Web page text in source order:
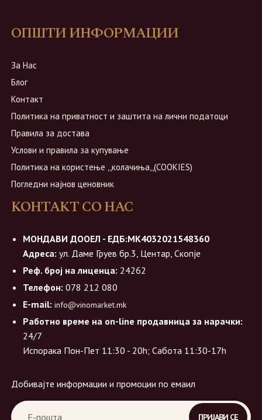
ОПШТИ ИНФОРМАЦИИ
За Нас
Блог
Контакт
Политика на приватност и заштита на лични податоци
Правила за достава
Услови и правила за купување
Политика на користење ,,колачиња,,(COOKIES)
Погледни најнов ценовник
КОНТАКТ СО НАС
МОНДАВИ ДООЕЛ - ЕДБ:МК4032021548360
Адреса: ул. Даме Груев бр.3, Центар, Скопје
Реф. број на лиценца: 24262
Телефон: 078 212 080
E-mail: info@vinomarket.mk
Работно време на on-line продавница за нарачки:
24/7
Испорака Пон-Пет 11:30 - 20h; Сабота 11:30-17h
Добивајте информации и промоции по емаил